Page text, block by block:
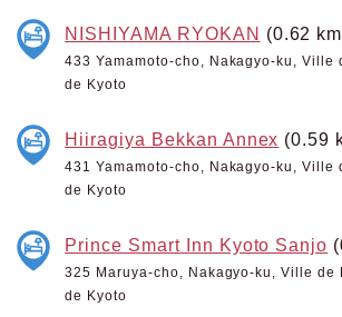
NISHIYAMA RYOKAN (0.62
433 Yamamoto-cho, Nakagyo-ku, Ville
de Kyoto
Hiiragiya Bekkan Annex (0.59
431 Yamamoto-cho, Nakagyo-ku, Ville
de Kyoto
Prince Smart Inn Kyoto Sanjo
325 Maruya-cho, Nakagyo-ku, Ville de
de Kyoto